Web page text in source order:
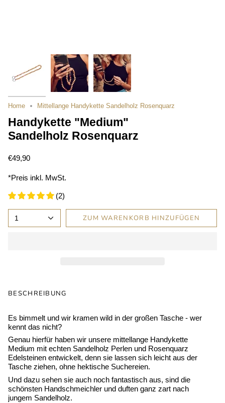
Home Mittellange Handykette Sandelholz Rosenquarz
Handykette "Medium"
Sandelholz Rosenquarz
€49,90
*Preis inkl. MwSt.
(2)
1 ZUM WARENKORB HINZUFÜGEN
BESCHREIBUNG
Es bimmelt und wir kramen wild in der großen Tasche - wer
kennt das nicht?
Genau hierfür haben wir unsere mittellange Handykette
Medium mit echten Sandelholz Perlen und Rosenquarz
Edelsteinen entwickelt, denn sie lassen sich leicht aus der
Tasche ziehen, ohne hektische Suchereien.
Und dazu sehen sie auch noch fantastisch aus, sind die
schönsten Handschmeichler und duften ganz zart nach
jungem Sandelholz.